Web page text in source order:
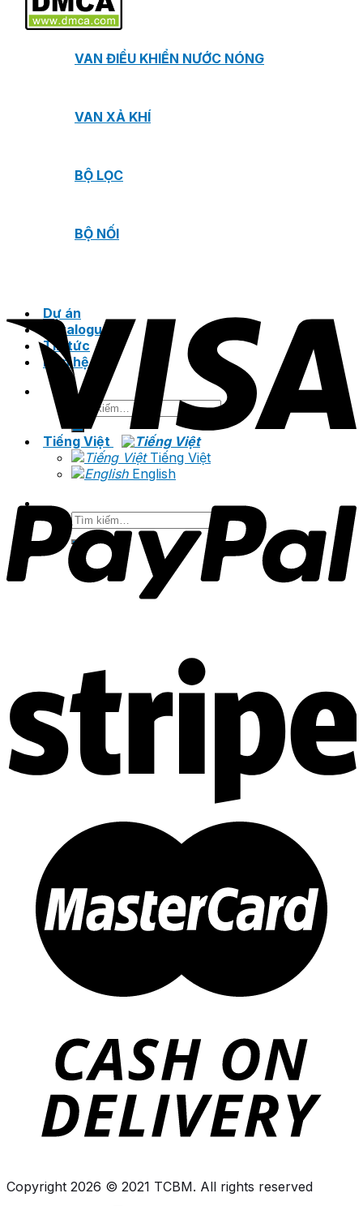
VAN ĐIỀU KHIỂN NƯỚC NÓNG
VAN XẢ KHÍ
BỘ LỌC
BỘ NỐI
Dự án
Catalogue
Tin tức
Liên hệ
kiếm:
Tiếng Việt
Tiếng Việt
English
Tìm
kiếm:
Copyright 2026 © 2021 TCBM. All rights reserved